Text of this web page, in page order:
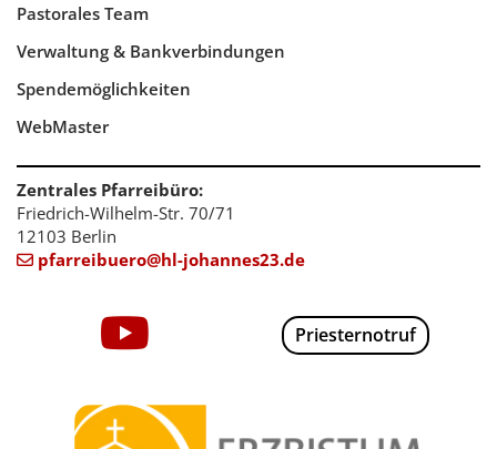
Pastorales Team
Verwaltung & Bankverbindungen
Spendemöglichkeiten
WebMaster
Zentrales Pfarreibüro:
Friedrich-Wilhelm-Str. 70/71
12103 Berlin
 pfarreibuero@hl-johannes23.de
Priesternotruf